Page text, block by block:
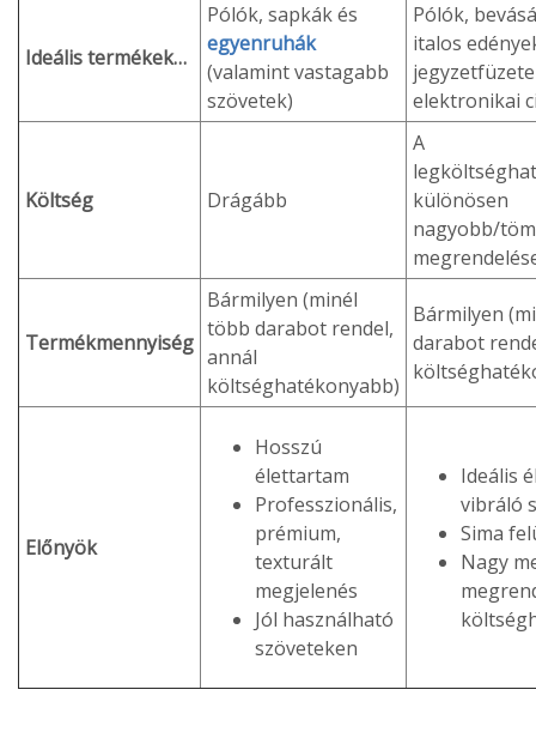
Ideális termékek…
Pólók, sapkák és
egyenruhák
(valamint vastagabb
szövetek)
Pólók,
italos
elektronikai
Költség Drágább
A
különösen
nagyobb/
Termékmennyiség
Bármilyen (minél
több darabot rendel,
annál
költséghatékonyabb)
Bármilyen
darabot
Előnyök
Hosszú
élettartam
Professzionális,
prémium,
texturált
megjelenés
Jól használható
szöveteken
Ideális
vibráló
Sima
Nagy